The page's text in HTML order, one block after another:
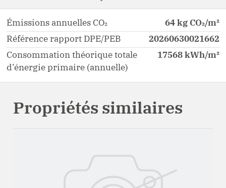
Émissions annuelles CO₂
64 kg CO₂/m²
Référence rapport DPE/PEB
20260630021662
Consommation théorique totale
d’énergie primaire (annuelle)
17568 kWh/m²
Propriétés similaires